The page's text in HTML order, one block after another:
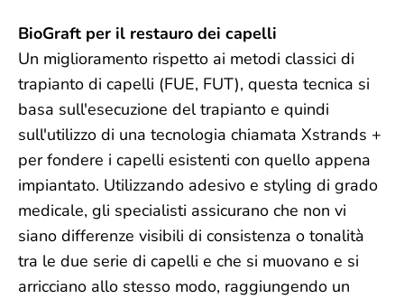
BioGraft per il restauro dei capelli
Un miglioramento rispetto ai metodi classici di
trapianto di capelli (FUE, FUT), questa tecnica si
basa sull'esecuzione del trapianto e quindi
sull'utilizzo di una tecnologia chiamata Xstrands +
per fondere i capelli esistenti con quello appena
impiantato. Utilizzando adesivo e styling di grado
medicale, gli specialisti assicurano che non vi
siano differenze visibili di consistenza o tonalità
tra le due serie di capelli e che si muovano e si
arricciano allo stesso modo, raggiungendo un